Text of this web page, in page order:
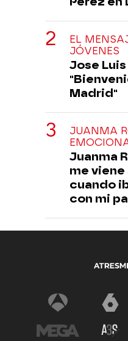
EL
JÓVENES
Jose
Madrid"
JUANMA
Juanma
me viene
cuando
con mi